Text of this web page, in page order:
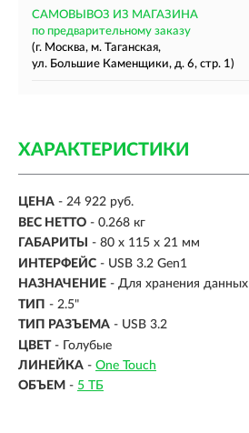
САМОВЫВОЗ ИЗ МАГАЗИНА
по предварительному заказу
(г. Москва, м. Таганская,
ул. Большие Каменщики, д. 6, стр. 1)
ХАРАКТЕРИСТИКИ
ЦЕНА - 24 922 руб.
ВЕС НЕТТО - 0.268 кг
ГАБАРИТЫ
- 80 x 115 x 21 мм
ИНТЕРФЕЙС - USB 3.2 Gen1
НАЗНАЧЕНИЕ - Для хранения данных
ТИП - 2.5"
ТИП РАЗЪЕМА - USB 3.2
ЦВЕТ - Голубые
ЛИНЕЙКА - One Touch
ОБЪЕМ - 5 ТБ